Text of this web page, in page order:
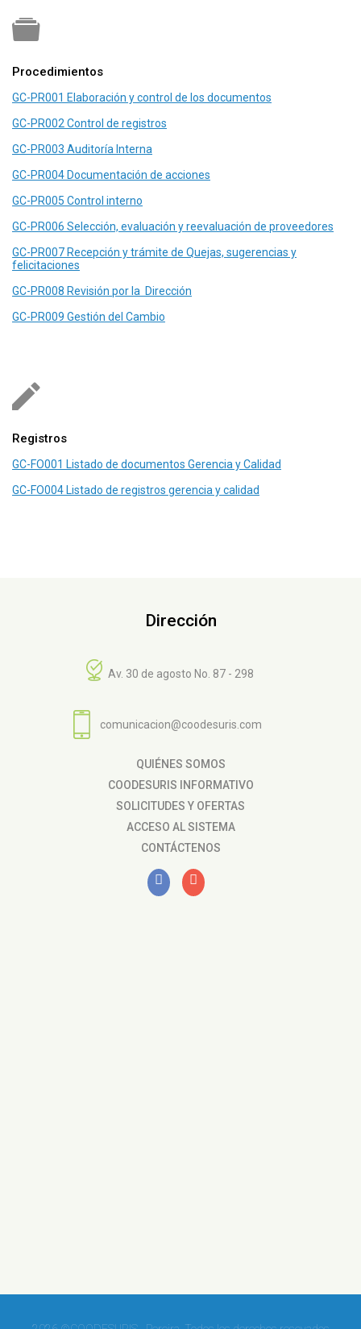
Procedimientos
GC-PR001 Elaboración y control de los documentos
GC-PR002 Control de registros
GC-PR003 Auditoría Interna
GC-PR004 Documentación de acciones
GC-PR005 Control interno
GC-PR006 Selección, evaluación y reevaluación de proveedores
GC-PR007 Recepción y trámite de Quejas, sugerencias y
felicitaciones
GC-PR008 Revisión por la Dirección
GC-PR009 Gestión del Cambio
Registros
GC-FO001 Listado de documentos Gerencia y Calidad
GC-FO004 Listado de registros gerencia y calidad
Dirección
Av. 30 de agosto No. 87 - 298
comunicacion@coodesuris.com
QUIÉNES SOMOS
COODESURIS INFORMATIVO
SOLICITUDES Y OFERTAS
ACCESO AL SISTEMA
CONTÁCTENOS